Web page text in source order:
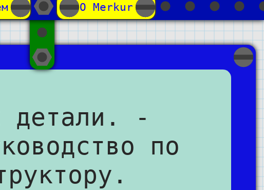
О Merkur
детали. -
по